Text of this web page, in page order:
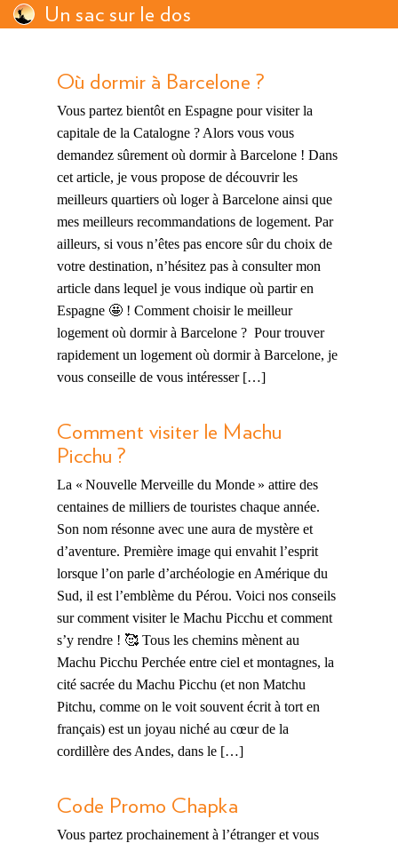
Un sac sur le dos
Où dormir à Barcelone ?
Vous partez bientôt en Espagne pour visiter la
capitale de la Catalogne ? Alors vous vous
demandez sûrement où dormir à Barcelone ! Dans
cet article, je vous propose de découvrir les
meilleurs quartiers où loger à Barcelone ainsi que
mes meilleurs recommandations de logement. Par
ailleurs, si vous n’êtes pas encore sûr du choix de
votre destination, n’hésitez pas à consulter mon
article dans lequel je vous indique où partir en
Espagne 🤩 ! Comment choisir le meilleur
logement où dormir à Barcelone ? Pour trouver
rapidement un logement où dormir à Barcelone, je
vous conseille de vous intéresser […]
Comment visiter le Machu
Picchu ?
La « Nouvelle Merveille du Monde » attire des
centaines de milliers de touristes chaque année.
Son nom résonne avec une aura de mystère et
d’aventure. Première image qui envahit l’esprit
lorsque l’on parle d’archéologie en Amérique du
Sud, il est l’emblème du Pérou. Voici nos conseils
sur comment visiter le Machu Picchu et comment
s’y rendre ! 🥰 Tous les chemins mènent au
Machu Picchu Perchée entre ciel et montagnes, la
cité sacrée du Machu Picchu (et non Matchu
Pitchu, comme on le voit souvent écrit à tort en
français) est un joyau niché au cœur de la
cordillère des Andes, dans le […]
Code Promo Chapka
Vous partez prochainement à l’étranger et vous